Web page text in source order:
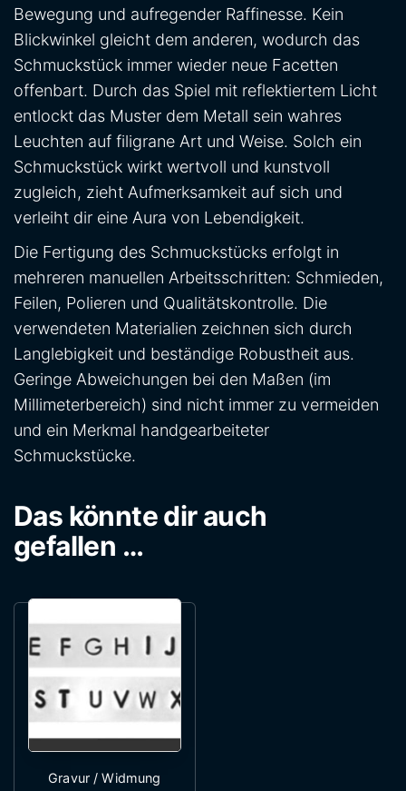
Bewegung und aufregender Raffinesse. Kein
Blickwinkel gleicht dem anderen, wodurch das
Schmuckstück immer wieder neue Facetten
offenbart. Durch das Spiel mit reflektiertem Licht
entlockt das Muster dem Metall sein wahres
Leuchten auf filigrane Art und Weise. Solch ein
Schmuckstück wirkt wertvoll und kunstvoll
zugleich, zieht Aufmerksamkeit auf sich und
verleiht dir eine Aura von Lebendigkeit.
Die Fertigung des Schmuckstücks erfolgt in
mehreren manuellen Arbeitsschritten: Schmieden,
Feilen, Polieren und Qualitätskontrolle. Die
verwendeten Materialien zeichnen sich durch
Langlebigkeit und beständige Robustheit aus.
Geringe Abweichungen bei den Maßen (im
Millimeterbereich) sind nicht immer zu vermeiden
und ein Merkmal handgearbeiteter
Schmuckstücke.
Das könnte dir auch
gefallen …
Gravur / Widmung